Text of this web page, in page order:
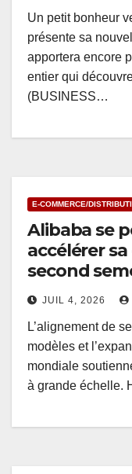
Un petit bonheur
présente sa
apportera encore
entier qui
(BUSINESS…
E-COMMERCE/
Alibaba se
accélérer sa
second
JUIL 4, 2026
L’alignement de
modèles et
mondiale
à grande échelle.